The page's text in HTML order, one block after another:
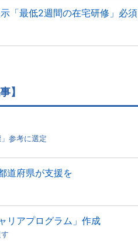
「最低2週間の在宅研修」必須
】
参考に選定
道府県が支援を
リアプログラム」作成